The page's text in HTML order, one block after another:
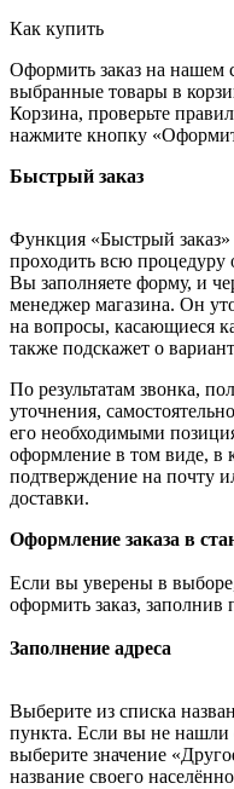
Как купить
Оформить заказ на нашем
выбранные товары в
Корзина, проверьте
нажмите кнопку
Быстрый заказ
Функция «Быстрый заказ»
проходить всю процедуру
Вы заполняете форму, и
менеджер магазина. Он
на вопросы, касающиеся
также подскажет о
По результатам звонка,
уточнения,
его необходимыми
оформление в том виде, в
подтверждение на почту
доставки.
Оформление заказа в
Если вы уверены в
оформить заказ,
Заполнение адреса
Выберите из списка
пункта. Если вы не нашли
выберите значение
название своего